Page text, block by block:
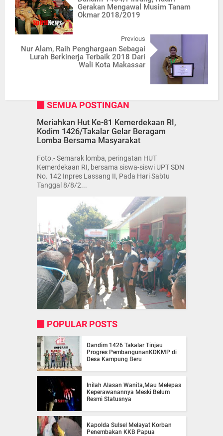
Gerakan Mengawal Musim Tanam
Okmar 2018/2019
Previous
Nur Alam, Raih Penghargaan Sebagai
Lurah Berkinerja Terbaik 2018 Dari
Wali Kota Makassar
SEMUA POSTINGAN
Meriahkan Hut Ke-81 Kemerdekaan RI,
Kodim 1426/Takalar Gelar Beragam
Lomba Bersama Masyarakat
Foto.- Semarak lomba, peringatan HUT
Kemerdekaan RI, bersama siswa-siswi UPT SDN
No. 142 Inpres Lassang II, Pada Hari Sabtu
Tanggal 8/8/2...
POPULAR POSTS
Dandim 1426 Takalar Tinjau
Progres PembangunanKDKMP di
Desa Kampung Beru
Inilah Alasan Wanita,Mau Melepas
Keperawanannya Meski Belum
Resmi Statusnya
Kapolda Sulsel Melayat Korban
Penembakan KKB Papua